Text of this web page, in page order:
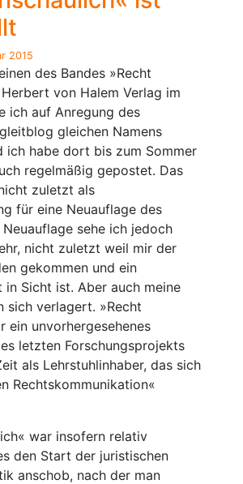
2015
des Bandes »Recht
von Halem Verlag im
ich auf Anregung des
gleichen Namens
ich habe dort bis zum Sommer
regelmäßig gepostet. Das
zuletzt als
für eine Neuauflage des
Neuauflage sehe ich jedoch
nicht zuletzt weil mir der
gekommen und ein
in Sicht ist. Aber auch meine
sich verlagert. »Recht
ein unvorhergesehenes
letzten Forschungsprojekts
als Lehrstuhlinhaber, das sich
Rechtskommunikation«
war insofern relativ
den Start der juristischen
anschob, nach der man